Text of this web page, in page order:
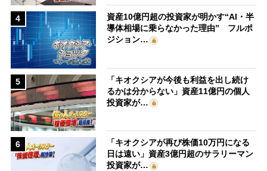
4
資産10億円超の投資家が明かす“AI・半
導体相場に乗らなかった理由” フルポ
ジション…
5
「キオクシアが今後も利益を出し続け
るかは分からない」資産11億円の個人
投資家が…
6
「キオクシアが再び株価10万円になる
日は遠い」資産3億円超のサラリーマン
投資家が…